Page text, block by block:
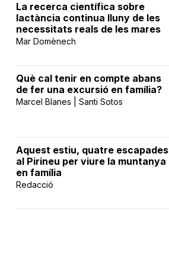
La recerca científica sobre
lactància continua lluny de les
necessitats reals de les mares
Mar Domènech
Què cal tenir en compte abans
de fer una excursió en família?
Marcel Blanes | Santi Sotos
Aquest estiu, quatre escapades
al Pirineu per viure la muntanya
en família
Redacció